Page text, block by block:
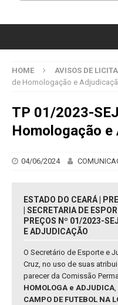
HOME AVISOS DE
de Homologação e
TP 01/2023-
Homologação e
04/06/2024
ESTADO DO CEARÁ |
| SECRETARIA DE
PREÇOS Nº 01/2023-
E ADJUDICAÇÃO
O Secretário de Esporte e
Cruz, no uso de suas
parecer da Comissão
HOMOLOGA e ADJUDICA,
CAMPO DE FUTEBOL NA